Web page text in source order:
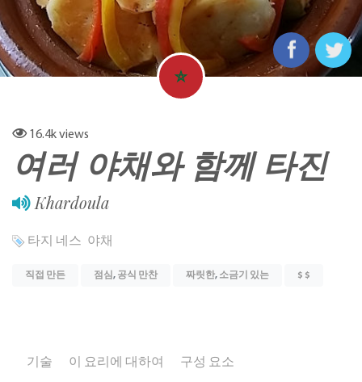
16.4kviews
여러 야채와 함께 타진
Khardoula
타지 네스 야채
직접 만든 점심 , 공식 만찬 짜릿한, 소금기 있는 $ $
기술 이 요리에 대하여 구성 요소